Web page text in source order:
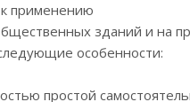
применению
зданий и на
особенности:
простой